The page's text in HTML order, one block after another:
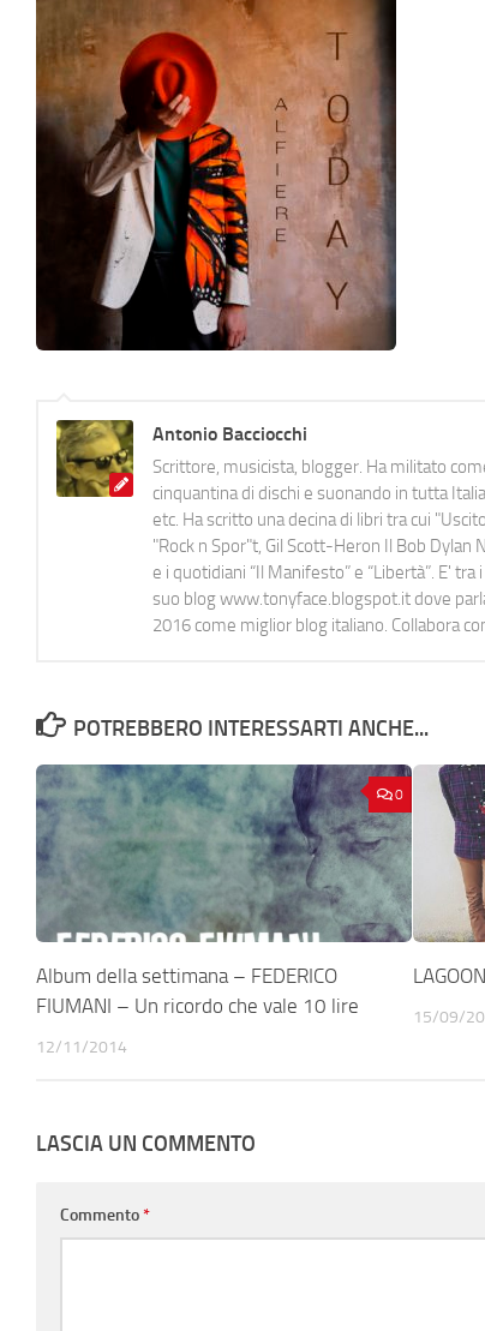
Antonio Bacciocchi
Scrittore, musicista, blogger. Ha militato
cinquantina di dischi e suonando in tutta
etc. Ha scritto una decina di libri tra cui
"Rock n Spor"t, Gil Scott-Heron Il Bob Dylan
e i quotidiani “Il Manifesto” e “Libertà”. E'
suo blog www.tonyface.blogspot.it dove
2016 come miglior blog italiano. Collabora
POTREBBERO INTERESSARTI ANCHE...
0
Album della settimana – FEDERICO
FIUMANI – Un ricordo che vale 10 lire
12/11/2014
15/09/
LASCIA UN COMMENTO
Commento*